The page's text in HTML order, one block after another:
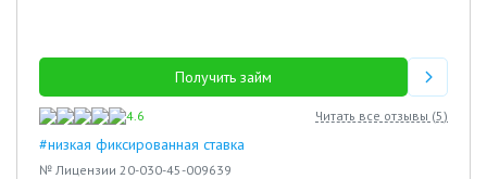
Получить займ
4.6 Читать все отзывы (5)
#низкая фиксированная ставка
№ Лицензии 20-030-45-009639